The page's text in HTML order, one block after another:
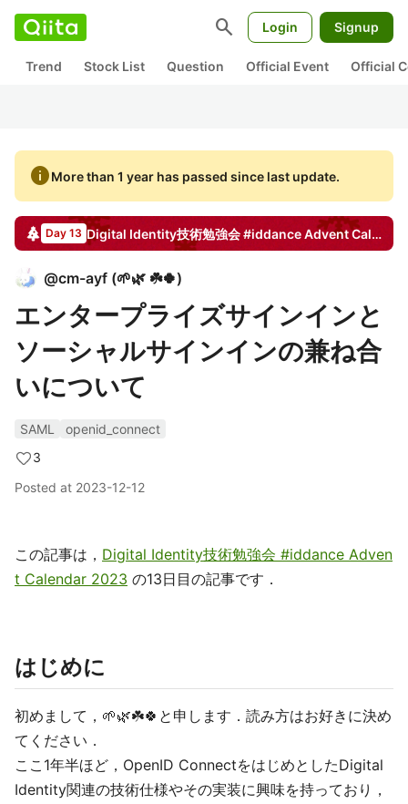
search Login Signup
Trend Stock List Question Official Event Official
infoMore than 1 year has passed since last update.
Day 13 Digital Identity技術勉強会 #iddanceAdvent Calendar
@cm-ayf (🌱🌿 ☘️🍀)
エンタープライズサインインと
ソーシャルサインインの兼ね合
いについて
SAML
openid_connect
3
Posted at 2023-12-12
この記事は， Digital Identity技術勉強会 #iddance Adven
t Calendar 2023 の13日目の記事です．
はじめに
初めまして，🌱🌿☘️🍀と申します．読み方はお好きに決め
てください．
ここ1年半ほど，OpenID ConnectをはじめとしたDigital
Identity関連の技術仕様やその実装に興味を持っており，